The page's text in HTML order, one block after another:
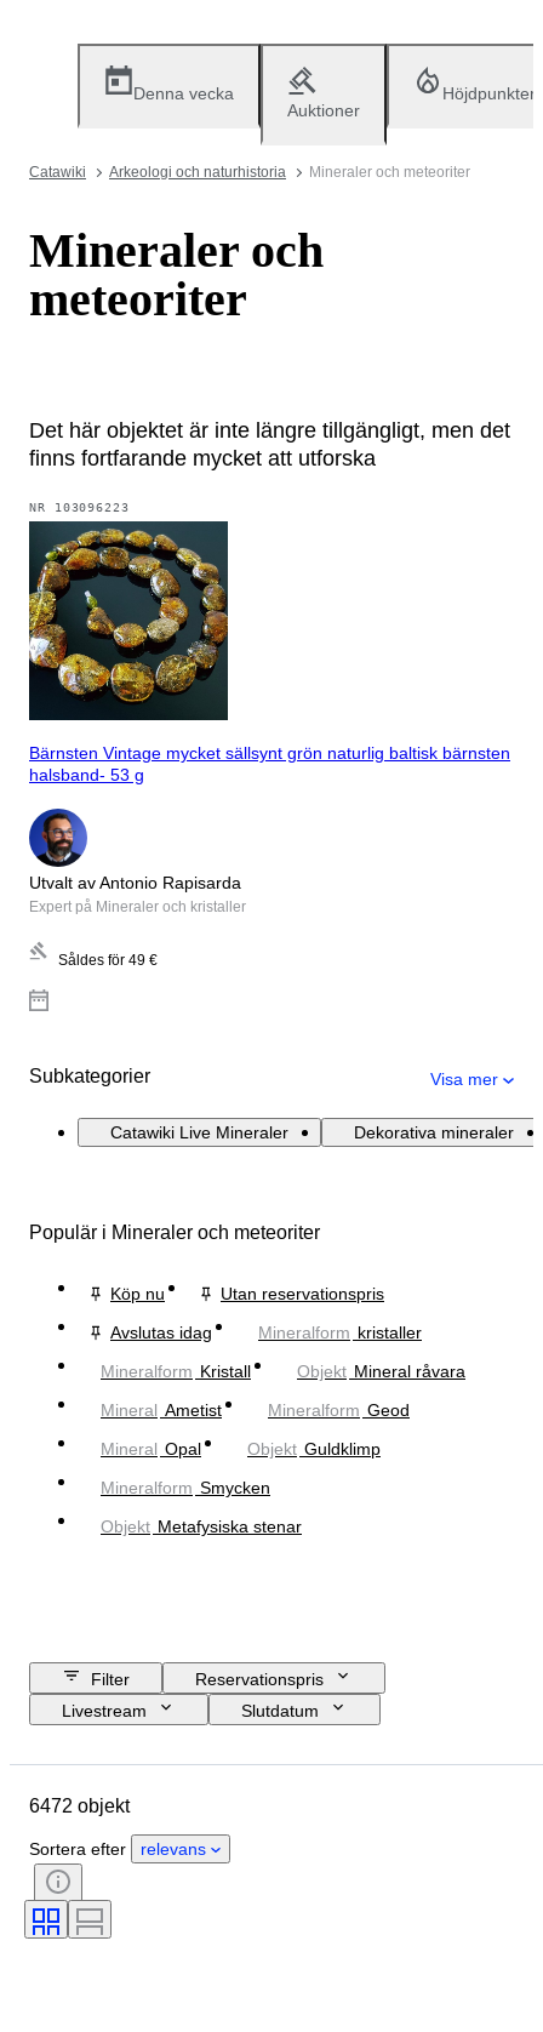
Denna vecka
Auktioner
Höjdpunkter
Catawiki Arkeologi och naturhistoria Mineraler och meteoriter
Mineraler och
meteoriter
Det här objektet är inte längre tillgängligt, men det
finns fortfarande mycket att utforska
NR 103096223
Bärnsten Vintage mycket sällsynt grön naturlig baltisk bärnsten
halsband- 53 g
Utvalt av Antonio Rapisarda
Expert på Mineraler och kristaller
Såldes för 49 €
Subkategorier Visa mer
Catawiki Live Mineraler Dekorativa mineraler
Populär i Mineraler och meteoriter
Köp nu
Utan reservationspris
Avslutas idag
Mineralform kristaller
Mineralform Kristall Objekt Mineral råvara
Mineral Ametist Mineralform Geod
Mineral Opal Objekt Guldklimp
Mineralform Smycken
Objekt Metafysiska stenar
Filter
Reservationspris
Livestream
Slutdatum
Material
Sten
Signatur
Färg
Exakt färg
Mineralform
6472 objekt
Sortera efter relevans